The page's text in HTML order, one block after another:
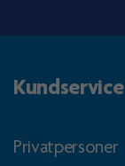
Kundservice
Privatpersoner